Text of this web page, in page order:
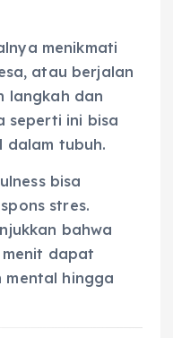
menikmati
atau berjalan
langkah dan
seperti ini bisa
dalam tubuh.
bisa
stres.
bahwa
dapat
mental hingga